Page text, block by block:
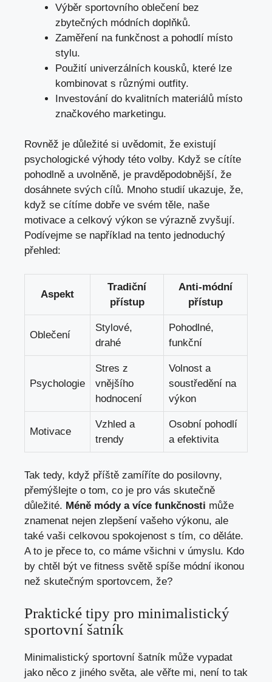
Výběr sportovního oblečení bez
zbytečných módních doplňků.
Zaměření na funkčnost a pohodlí místo
stylu.
Použití univerzálních kousků, které lze
kombinovat s různými outfity.
Investování do kvalitních materiálů místo
značkového marketingu.
Rovněž je důležité si uvědomit, že existují
psychologické výhody této volby. Když se cítíte
pohodlně a uvolněně, je pravděpodobnější, že
dosáhnete svých cílů. Mnoho studií ukazuje, že,
když se cítíme dobře ve svém těle, naše
motivace a celkový výkon se výrazně zvyšují.
Podívejme se například na tento jednoduchý
přehled:
Aspekt
Tradiční
přístup
Anti-módní
přístup
Oblečení
Stylové,
drahé
Pohodlné,
funkční
Psychologie
Stres z
vnějšího
hodnocení
Volnost a
soustředění na
výkon
Motivace
Vzhled a
trendy
Osobní pohodlí
a efektivita
Tak tedy, když příště zamíříte do posilovny,
přemýšlejte o tom, co je pro vás skutečně
důležité. Méně módy a více funkčnosti může
znamenat nejen zlepšení vašeho výkonu, ale
také vaši celkovou spokojenost s tím, co děláte.
A to je přece to, co máme všichni v úmyslu. Kdo
by chtěl být ve fitness světě spíše módní ikonou
než skutečným sportovcem, že?
Praktické tipy pro minimalistický
sportovní šatník
Minimalistický sportovní šatník může vypadat
jako něco z jiného světa, ale věřte mi, není to tak